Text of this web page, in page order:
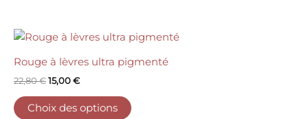
Rouge à lèvres ultra pigmenté
22,80€15,00€
Choix des options